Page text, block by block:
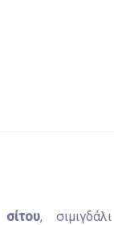
σίτου, σιμιγδάλι